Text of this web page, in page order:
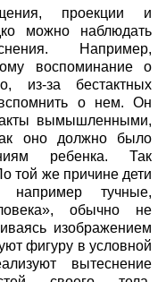
проекции и
можно наблюдать
Например,
воспоминание о
из-за бестактных
о нем. Он
вымышленными,
оно должно было
ребенка. Так
той же причине дети
например тучные,
обычно не
изображением
фигуру в условной
вытеснение